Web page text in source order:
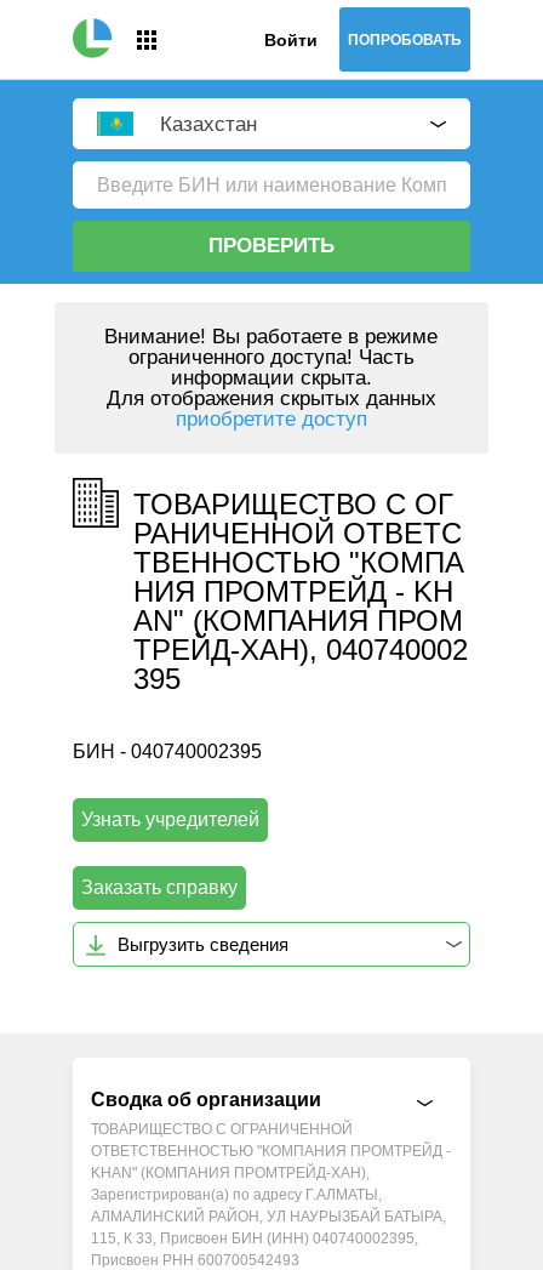
Войти ПОПРОБОВАТЬ
Казахстан
ПРОВЕРИТЬ
Внимание! Вы работаете в режиме
ограниченного доступа! Часть
информации скрыта.
Для отображения скрытых данных
приобретите доступ
ТОВАРИЩЕСТВО С ОГ
РАНИЧЕННОЙ ОТВЕТС
ТВЕННОСТЬЮ "КОМПА
НИЯ ПРОМТРЕЙД - KH
AN" (КОМПАНИЯ ПРОМ
ТРЕЙД-ХАН), 040740002
395
БИН - 040740002395
Узнать учредителей
Заказать справку
Выгрузить сведения
Сводка об организации
ТОВАРИЩЕСТВО С ОГРАНИЧЕННОЙ
ОТВЕТСТВЕННОСТЬЮ "КОМПАНИЯ ПРОМТРЕЙД -
KHAN" (КОМПАНИЯ ПРОМТРЕЙД-ХАН),
Зарегистрирован(а) по адресу Г.АЛМАТЫ,
АЛМАЛИНСКИЙ РАЙОН, УЛ НАУРЫЗБАЙ БАТЫРА,
115, К 33, Присвоен БИН (ИНН) 040740002395,
Присвоен РНН 600700542493